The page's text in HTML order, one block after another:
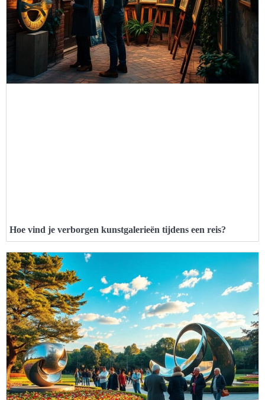
Hoe vind je verborgen kunstgalerieën tijdens een reis?